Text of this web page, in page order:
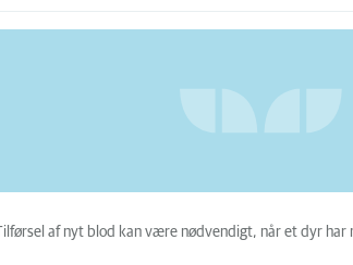
af nyt blod kan være nødvendigt, når et dyr